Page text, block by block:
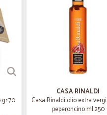
Fantastico
Serietà e consegna
comuni supermercati.
Tutto come previsto
Tutto come previsto
CASA RINALDI
Casa Rinaldi olio extra
peperoncino ml.250